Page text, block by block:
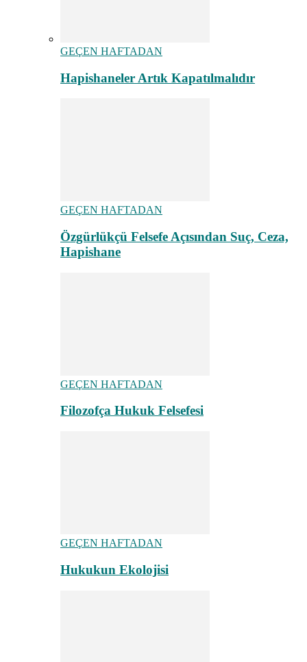
GEÇEN HAFTADAN
Hapishaneler Artık Kapatılmalıdır
GEÇEN HAFTADAN
Özgürlükçü Felsefe Açısından Suç, Ceza,
Hapishane
GEÇEN HAFTADAN
Filozofça Hukuk Felsefesi
GEÇEN HAFTADAN
Hukukun Ekolojisi